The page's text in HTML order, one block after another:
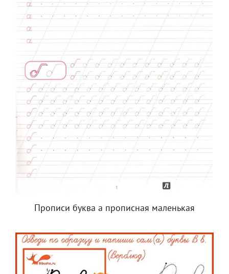
Прописи буква а прописная маленькая